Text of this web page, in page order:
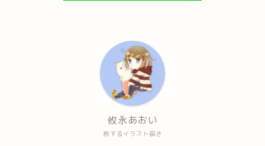
旅するイラスト描き
攸永あおい